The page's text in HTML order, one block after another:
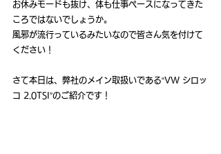
お休みモードも抜け、体も仕事ペースになってきた
ころではないでしょうか。
風邪が流行っているみたいなので皆さん気を付けて
ください！
さて本日は、弊社のメイン取扱いである“VW シロッ
コ 2.0TSI”のご紹介です！